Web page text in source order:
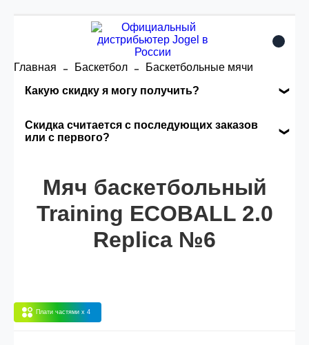
Главная Баскетбол
Баскетбольные мячи
Какую скидку я могу получить?
заказа, общая сумма заказа считается по
розничной цене
(25%) -сумма всех заказов за 6 месяцев -
Опт 4(30%) -сумма всех заказов за 6 месяцев -
30.000 рублей.
Скидка считается с последующих заказов
или с первого?
автоматически активизируется в корзине вашего
заказа.
Мяч баскетбольный
Training ECOBALL 2.0
Replica №6
Плати частями x 4